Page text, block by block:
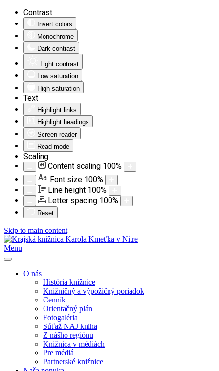
Contrast
Invert colors
Monochrome
Dark contrast
Light contrast
Low saturation
High saturation
Text
Highlight links
Highlight headings
Screen reader
Read mode
Scaling
Content scaling 100%
Aa Font size 100%
Line height 100%
Letter spacing 100%
Reset
Skip to main content
Menu
O nás
História knižnice
Knižničný a výpožičný poriadok
Cenník
Orientačný plán
Fotogaléria
Súťaž NAJ kniha
Z nášho regiónu
Knižnica v médiách
Pre médiá
Partnerské knižnice